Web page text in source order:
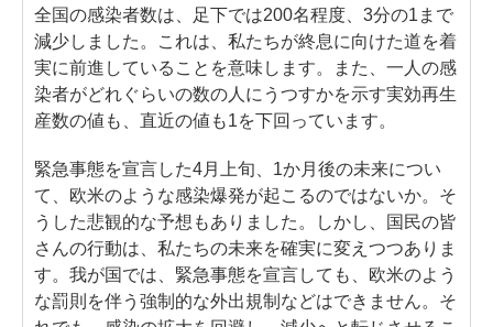
全国の感染者数は、足下では200名程度、3分の1まで
減少しました。これは、私たちが終息に向けた道を着
実に前進していることを意味します。また、一人の感
染者がどれぐらいの数の人にうつすかを示す実効再生
産数の値も、直近の値も1を下回っています。
緊急事態を宣言した4月上旬、1か月後の未来につい
て、欧米のような感染爆発が起こるのではないか。そ
うした悲観的な予想もありました。しかし、国民の皆
さんの行動は、私たちの未来を確実に変えつつありま
す。我が国では、緊急事態を宣言しても、欧米のよう
な罰則を伴う強制的な外出規制などはできません。そ